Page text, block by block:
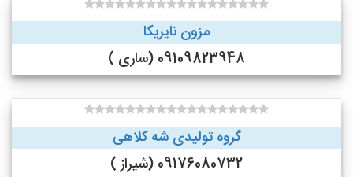
مزون نایریکا
09109823948 (ساری )
گروه تولیدی شه کلاهی
09176080732 (شیراز )